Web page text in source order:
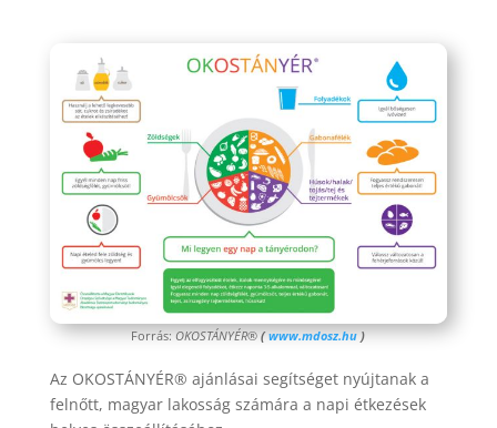
Forrás:OKOSTÁNYÉR®(www.mdosz.hu)
Az OKOSTÁNYÉR® ajánlásai segítséget nyújtanak a
felnőtt, magyar lakosság számára a napi étkezések